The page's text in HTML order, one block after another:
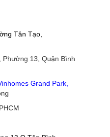
Tân Tạo,
Phường 13, Quận Bình
Grand Park